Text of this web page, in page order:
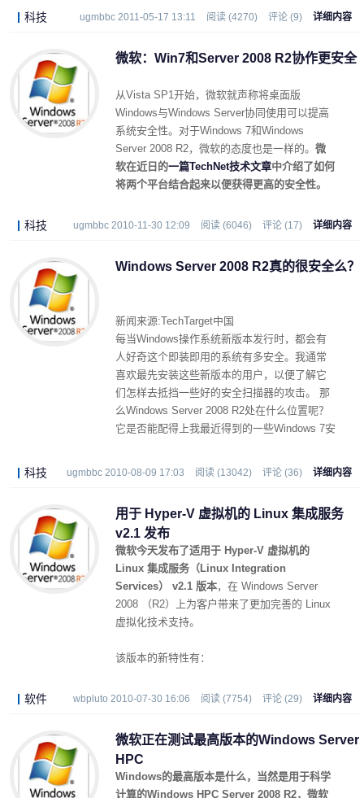
科技 ugmbbc 2011-05-17 13:11 阅读 (4270) 评论 (9) 详细内容
微软：Win7和Server 2008 R2协作更安全
从Vista SP1开始，微软就声称将桌面版
Windows与Windows Server协同使用可以提高
系统安全性。对于Windows 7和Windows
Server 2008 R2，微软的态度也是一样的。 微
软在近日的一篇TechNet技术文章中介绍了如何
将两个平台结合起来以便获得更高的安全性。
科技 ugmbbc 2010-11-30 12:09 阅读 (6046) 评论 (17) 详细内容
Windows Server 2008 R2真的很安全么？
新闻来源:TechTarget中国
每当Windows操作系统新版本发行时，都会有
人好奇这个即装即用的系统有多安全。我通常
喜欢最先安装这些新版本的用户，以便了解它
们怎样去抵挡一些好的安全扫描器的攻击。 那
么Windows Server 2008 R2处在什么位置呢？
它是否能配得上我最近得到的一些Windows 7安
Windows Server 2008 R2企业版时得到的结
科技 ugmbbc 2010-08-09 17:03 阅读 (13042) 评论 (36) 详细内容
用于 Hyper-V 虚拟机的 Linux 集成服务
v2.1 发布
微软今天发布了适用于 Hyper-V 虚拟机的
Linux 集成服务（ Linux Integration
Services） v2.1 版本，在 Windows Server
2008 （R2）上为客户带来了更加完善的 Linux
虚拟化技术支持。
该版本的新特性有：
软件 wbpluto 2010-07-30 16:06 阅读 (7754) 评论 (29) 详细内容
微软正在测试最高版本的Windows Server
HPC
Windows的最高版本是什么，当然是用于科学
计算的Windows HPC Server 2008 R2，微软